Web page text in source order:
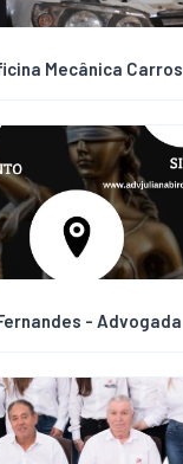
Mecânica Carros
- Advogada